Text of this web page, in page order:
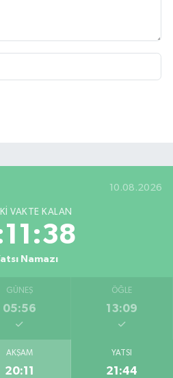
10.08.2026
VAKTE KALAN
Namazı
GÜNEŞ
05:56
ÖĞLE
13:09
AKŞAM
20:11
YATSI
21:44